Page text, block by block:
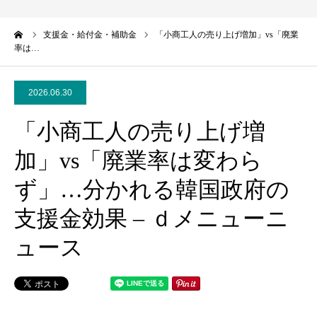
支援金・給付金・補助金
「小商工人の売り上げ増加」vs「廃業
率は…
2026.06.30
「小商工人の売り上げ増
加」vs「廃業率は変わら
ず」…分かれる韓国政府の
支援金効果 – ｄメニューニ
ュース